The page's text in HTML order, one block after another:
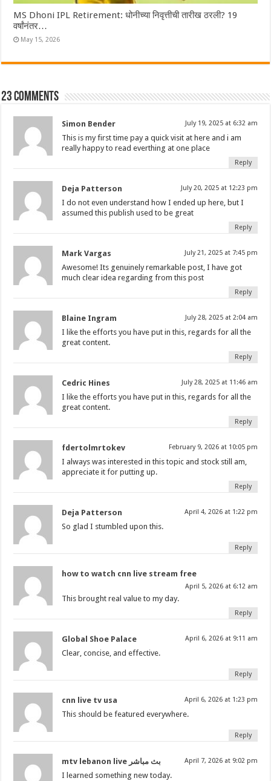
MS Dhoni IPL Retirement: धोनीच्या निवृत्तीची तारीख ठरली? 19
वर्षांनंतर…
May 15, 2026
23 comments
Simon Bender July 19, 2025 at 6:32 am
This is my first time pay a quick visit at here and i am
really happy to read everthing at one place
Reply
Deja Patterson July 20, 2025 at 12:23 pm
I do not even understand how I ended up here, but I
assumed this publish used to be great
Reply
Mark Vargas July 21, 2025 at 7:45 pm
Awesome! Its genuinely remarkable post, I have got
much clear idea regarding from this post
Reply
Blaine Ingram July 28, 2025 at 2:04 am
I like the efforts you have put in this, regards for all the
great content.
Reply
Cedric Hines July 28, 2025 at 11:46 am
I like the efforts you have put in this, regards for all the
great content.
Reply
fdertolmrtokev February 9, 2026 at 10:05 pm
I always was interested in this topic and stock still am,
appreciate it for putting up.
Reply
Deja Patterson April 4, 2026 at 1:22 pm
So glad I stumbled upon this.
Reply
how to watch cnn live stream free
April 5, 2026 at 6:12 am
This brought real value to my day.
Reply
Global Shoe Palace April 6, 2026 at 9:11 am
Clear, concise, and effective.
Reply
cnn live tv usa April 6, 2026 at 1:23 pm
This should be featured everywhere.
Reply
mtv lebanon live بث مباشر April 7, 2026 at 9:02 pm
I learned something new today.